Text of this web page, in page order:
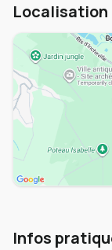
Localisation
Infos